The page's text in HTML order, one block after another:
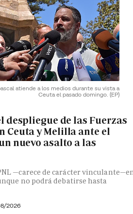
atiende a los medios durante su vista a
Ceuta el pasado domingo. (EP)
despliegue de las Fuerzas
Ceuta y Melilla ante el
nuevo asalto a las
—carece de carácter
no podrá debatirse hasta
2026